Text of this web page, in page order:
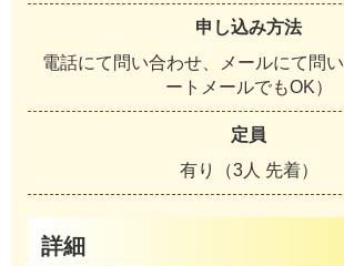
申し込み方法
電話にて問い合わせ、メールにて問
ートメールでもOK）
定員
有り（3人 先着）
詳細